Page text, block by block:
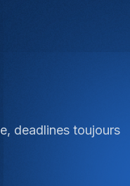
deadlines toujours